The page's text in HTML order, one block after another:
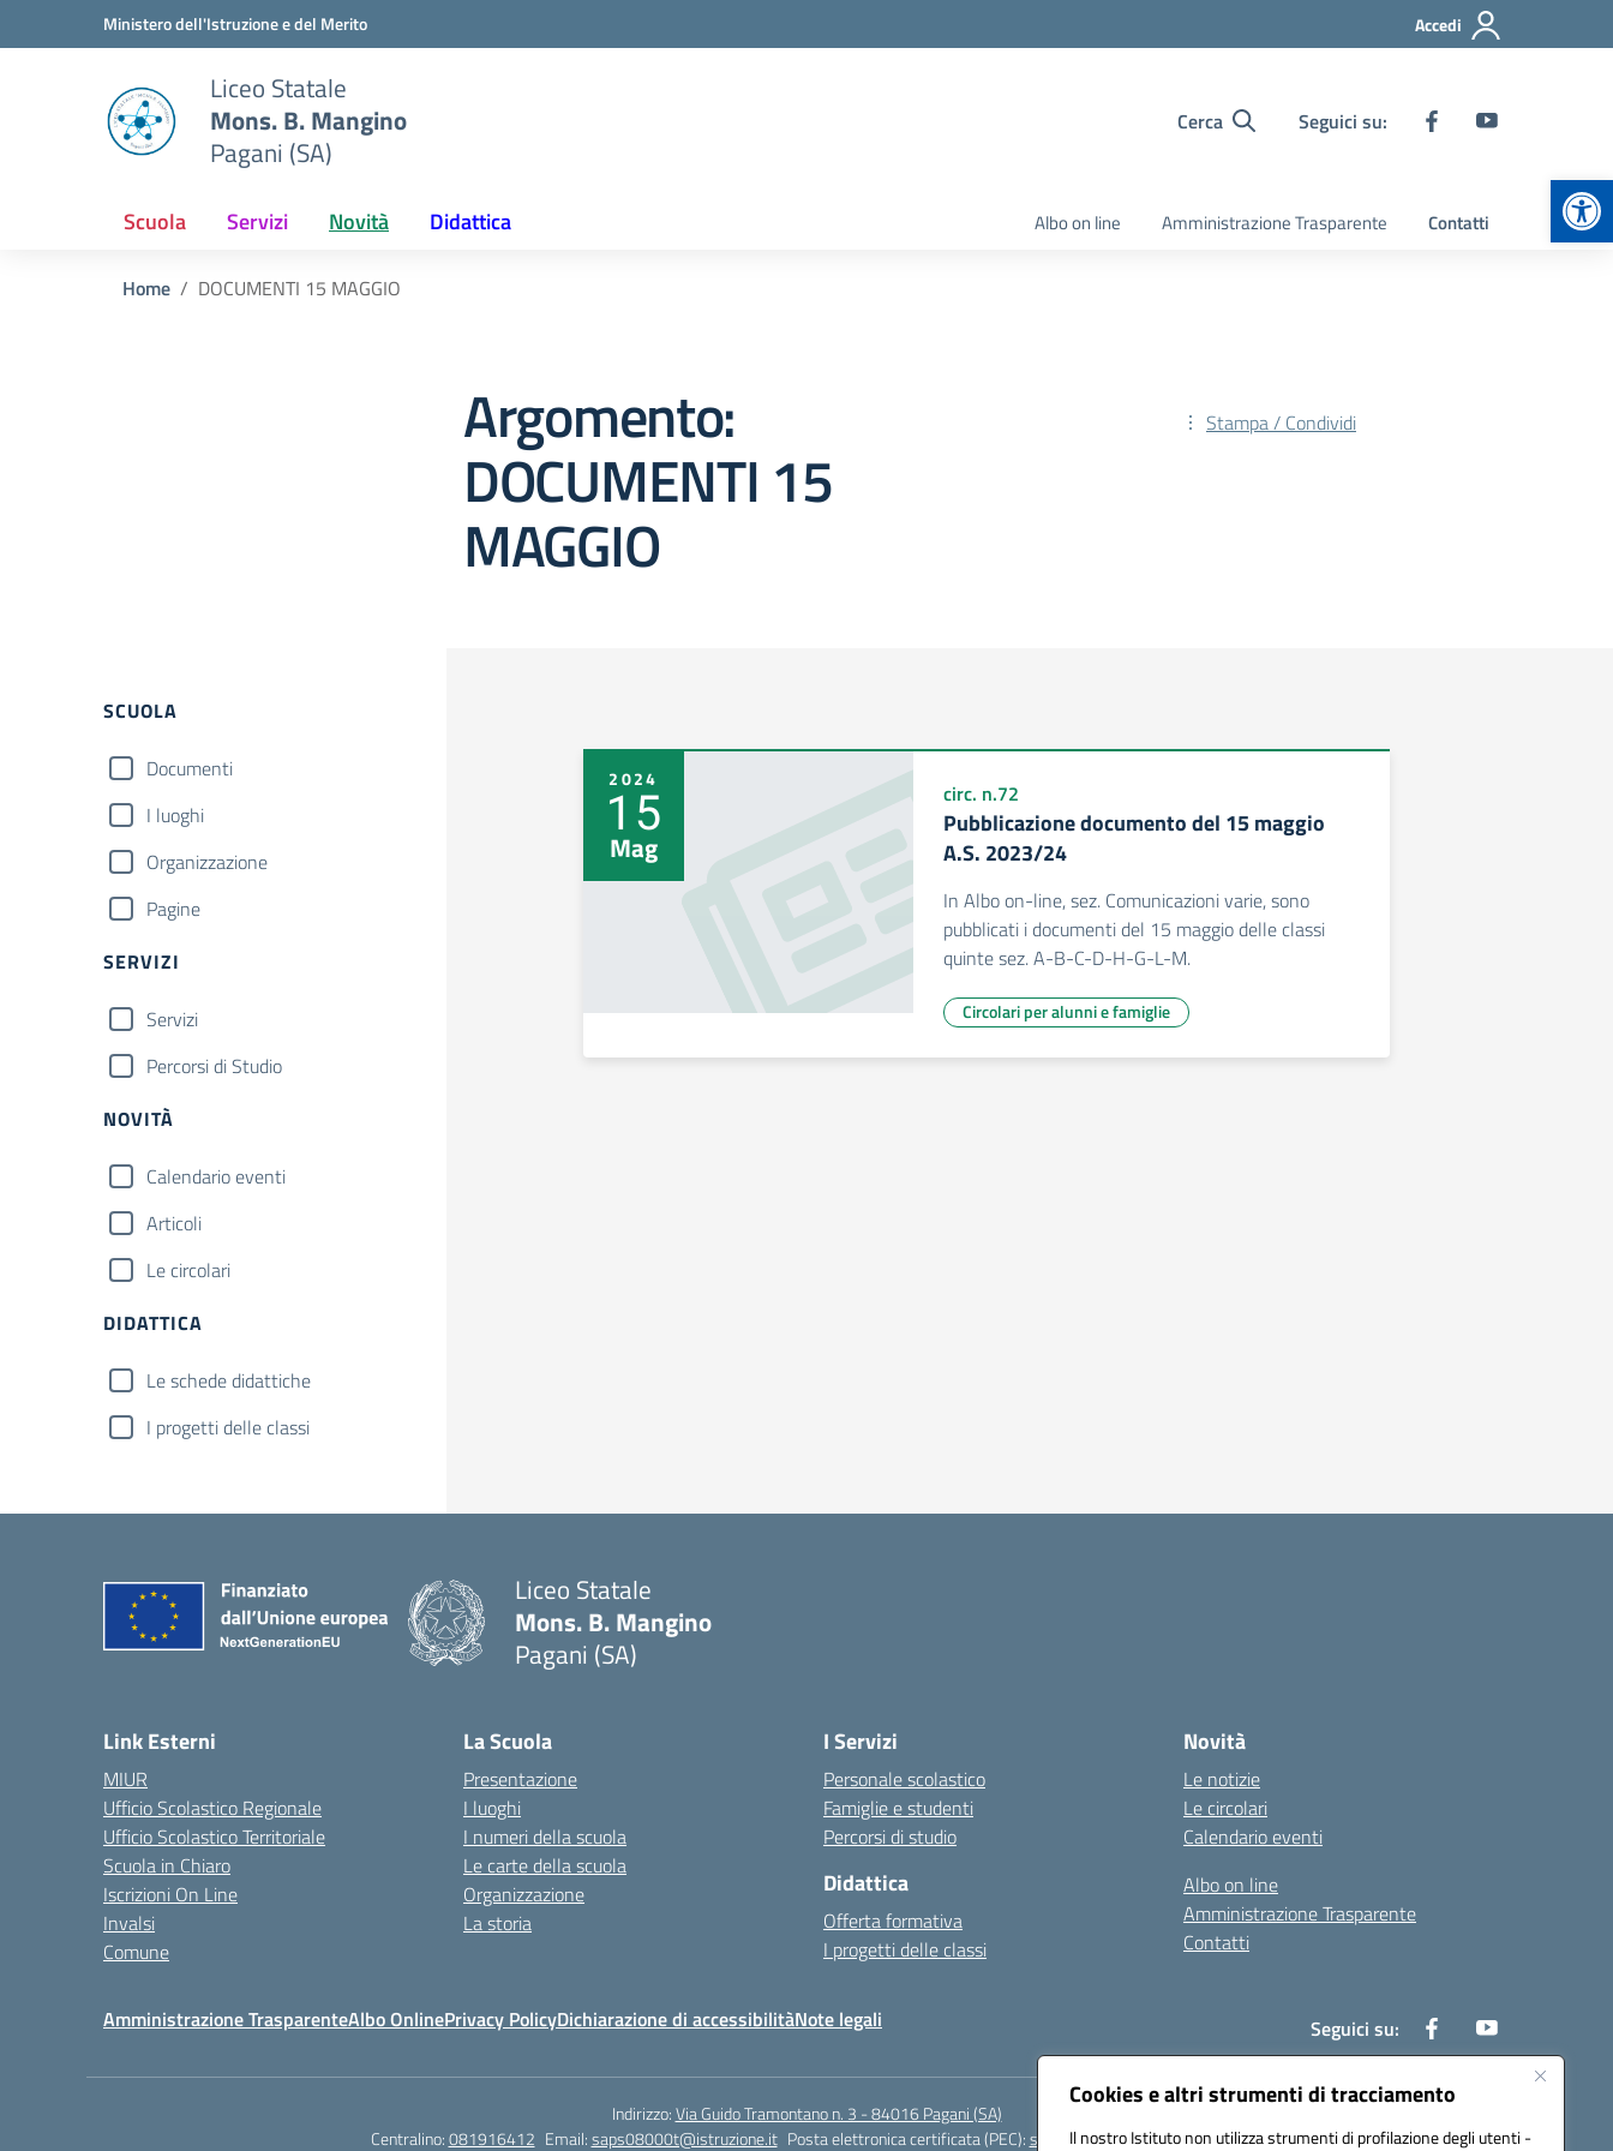
Cookies e altri strumenti di tracciamento
Il nostro Istituto non utilizza strumenti di profilazione degli utenti -
Vai ai contenuti
Vai al menu di navigazioneMinistero dell'Istruzione e del Merito Accedi
Liceo Statale
Mons. B. Mangino
Pagani (SA)
Cerca Seguici su:
Scuola Servizi Novità Didattica Albo on line Amministrazione Trasparente Contatti
Home DOCUMENTI 15 MAGGIO
Argomento:
DOCUMENTI 15
MAGGIO
Stampa / Condividi
Filtri
SCUOLA
Documenti
I luoghi
Organizzazione
Pagine
SERVIZI
Servizi
Percorsi di Studio
NOVITÀ
Calendario eventi
Articoli
Le circolari
DIDATTICA
Le schede didattiche
I progetti delle classi
2024
15
Mag
circ. n.72
Pubblicazione documento del 15 maggio
A.S. 2023/24
In Albo on-line, sez. Comunicazioni varie, sono
pubblicati i documenti del 15 maggio delle classi
quinte sez. A-B-C-D-H-G-L-M.
Circolari per alunni e famiglie
Liceo Statale
Mons. B. Mangino
Pagani (SA)
Link Esterni
MIUR
Ufficio Scolastico Regionale
Ufficio Scolastico Territoriale
Scuola in Chiaro
Iscrizioni On Line
Invalsi
Comune
La Scuola
Presentazione
I luoghi
I numeri della scuola
Le carte della scuola
Organizzazione
La storia
I Servizi
Personale scolastico
Famiglie e studenti
Percorsi di studio
Didattica
Offerta formativa
I progetti delle classi
Novità
Le notizie
Le circolari
Calendario eventi
Albo on line
Amministrazione Trasparente
Contatti
Amministrazione TrasparenteAlbo OnlinePrivacy PolicyDichiarazione di accessibilitàNote legali Seguici su:
Indirizzo:Via Guido Tramontano n. 3 - 84016 Pagani (SA)
Centralino:081916412 Email:saps08000t@istruzione.it Posta elettronica certificata (PEC):saps08000t@pec.istruzione.it